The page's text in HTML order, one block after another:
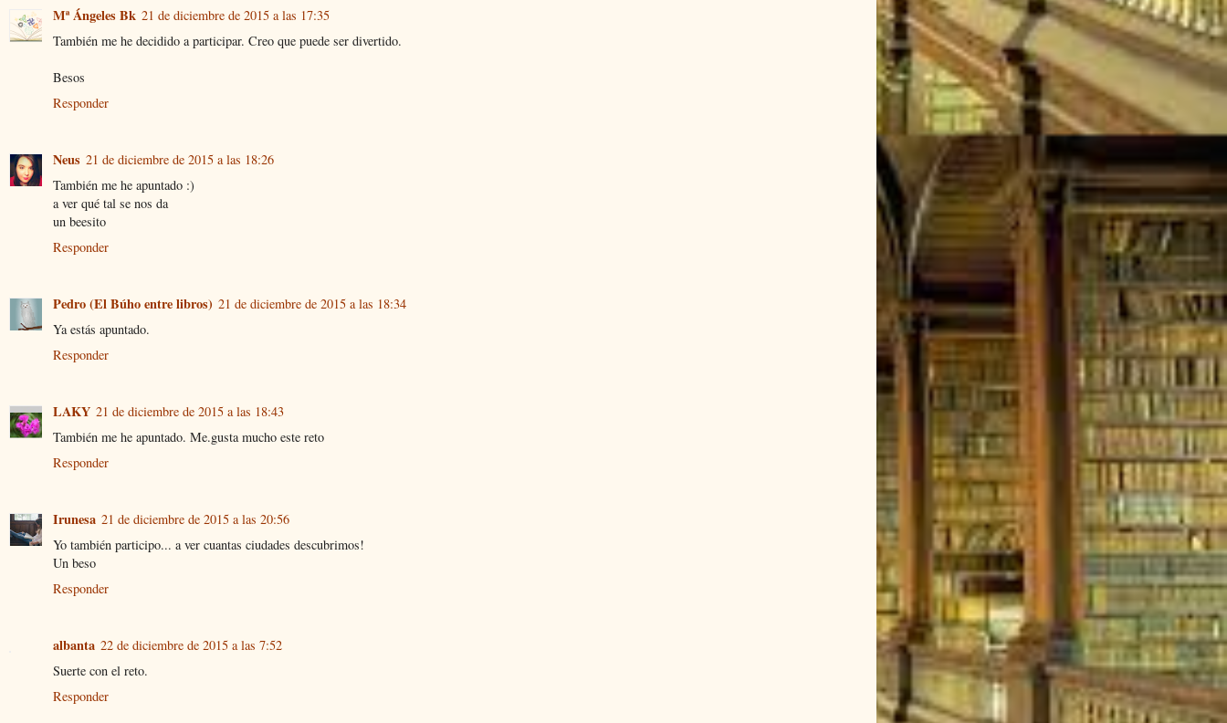
Mª Ángeles Bk 21 de diciembre de 2015 a las 17:35
También me he decidido a participar. Creo que puede ser divertido.
Besos
Responder
Neus 21 de diciembre de 2015 a las 18:26
También me he apuntado :)
a ver qué tal se nos da
un beesito
Responder
Pedro (El Búho entre libros) 21 de diciembre de 2015 a las 18:34
Ya estás apuntado.
Responder
LAKY 21 de diciembre de 2015 a las 18:43
También me he apuntado. Me.gusta mucho este reto
Responder
Irunesa 21 de diciembre de 2015 a las 20:56
Yo también participo... a ver cuantas ciudades descubrimos!
Un beso
Responder
albanta 22 de diciembre de 2015 a las 7:52
Suerte con el reto.
Responder